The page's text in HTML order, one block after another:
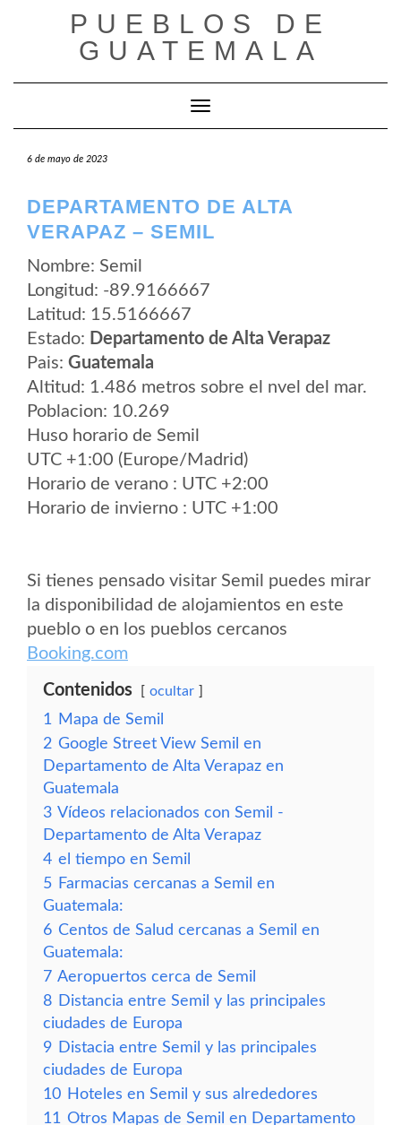
PUEBLOS DE
GUATEMALA
Cambiar modo de navegación
6 de mayo de 2023
DEPARTAMENTO DE ALTA
VERAPAZ – SEMIL
Nombre: Semil
Longitud: -89.9166667
Latitud: 15.5166667
Estado: Departamento de Alta Verapaz
Pais: Guatemala
Altitud: 1.486 metros sobre el nvel del mar.
Poblacion: 10.269
Huso horario de Semil
UTC +1:00 (Europe/Madrid)
Horario de verano : UTC +2:00
Horario de invierno : UTC +1:00
Si tienes pensado visitar Semil puedes mirar
la disponibilidad de alojamientos en este
pueblo o en los pueblos cercanos
Booking.com
Contenidos ocultar
1
Mapa de Semil
2 Google Street View Semil en
Departamento de Alta Verapaz en
Guatemala
3 Vídeos relacionados con Semil -
Departamento de Alta Verapaz
4 el tiempo en Semil
5 Farmacias cercanas a Semil en
Guatemala:
6 Centos de Salud cercanas a Semil en
Guatemala:
7 Aeropuertos cerca de Semil
8 Distancia entre Semil y las principales
ciudades de Europa
9 Distacia entre Semil y las principales
ciudades de Europa
10 Hoteles en Semil y sus alrededores
11 Otros Mapas de Semil en Departamento